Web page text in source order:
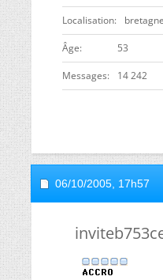
Localisation bretagne
ge 53
Messages 14 242
06/10/2005, 17h57